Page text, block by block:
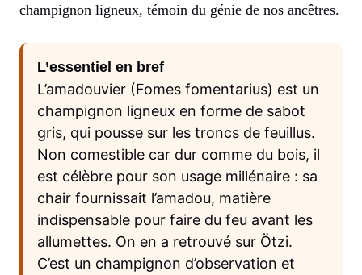
champignon ligneux, témoin du génie de nos ancêtres.
L’essentiel en bref
L’amadouvier (Fomes fomentarius) est un
champignon ligneux en forme de sabot
gris, qui pousse sur les troncs de feuillus.
Non comestible car dur comme du bois, il
est célèbre pour son usage millénaire : sa
chair fournissait l’amadou, matière
indispensable pour faire du feu avant les
allumettes. On en a retrouvé sur Ötzi.
C’est un champignon d’observation et